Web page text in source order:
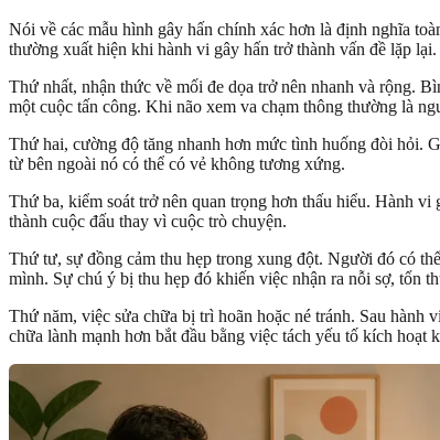
Nói về các mẫu hình gây hấn chính xác hơn là định nghĩa
thường xuất hiện khi hành vi gây hấn trở thành vấn đề lặp lại.
Thứ nhất, nhận thức về mối đe dọa trở nên nhanh và rộng.
một cuộc tấn công. Khi não xem va chạm thông thường là
Thứ hai, cường độ tăng nhanh hơn mức tình huống đòi hỏi.
từ bên ngoài nó có thể có vẻ không tương xứng.
Thứ ba, kiểm soát trở nên quan trọng hơn thấu hiểu. Hành
thành cuộc đấu thay vì cuộc trò chuyện.
Thứ tư, sự đồng cảm thu hẹp trong xung đột. Người đó có
mình. Sự chú ý bị thu hẹp đó khiến việc nhận ra nỗi sợ, tổn
Thứ năm, việc sửa chữa bị trì hoãn hoặc né tránh. Sau hành
chữa lành mạnh hơn bắt đầu bằng việc tách yếu tố kích